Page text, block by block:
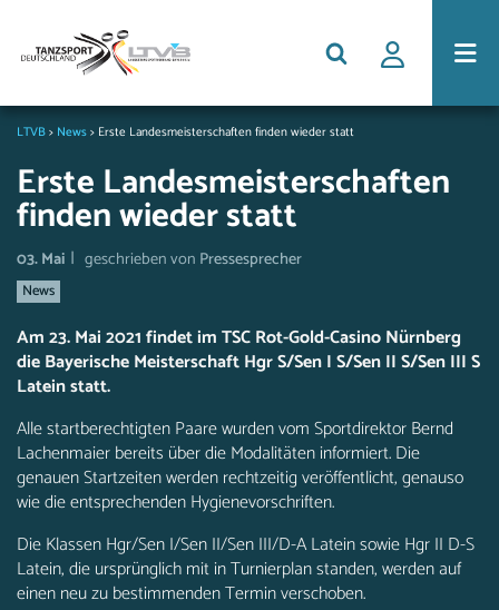
LTVB> News> Erste Landesmeisterschaften finden wieder statt
Erste Landesmeisterschaften
finden wieder statt
03. Mai | geschrieben von Pressesprecher
News
Am 23. Mai 2021 findet im TSC Rot-Gold-Casino Nürnberg
die Bayerische Meisterschaft Hgr S/Sen I S/Sen II S/Sen III S
Latein statt.
Alle startberechtigten Paare wurden vom Sportdirektor Bernd
Lachenmaier bereits über die Modalitäten informiert. Die
genauen Startzeiten werden rechtzeitig veröffentlicht, genauso
wie die entsprechenden Hygienevorschriften.
Die Klassen Hgr/Sen I/Sen II/Sen III/D-A Latein sowie Hgr II D-S
Latein, die ursprünglich mit in Turnierplan standen, werden auf
einen neu zu bestimmenden Termin verschoben.